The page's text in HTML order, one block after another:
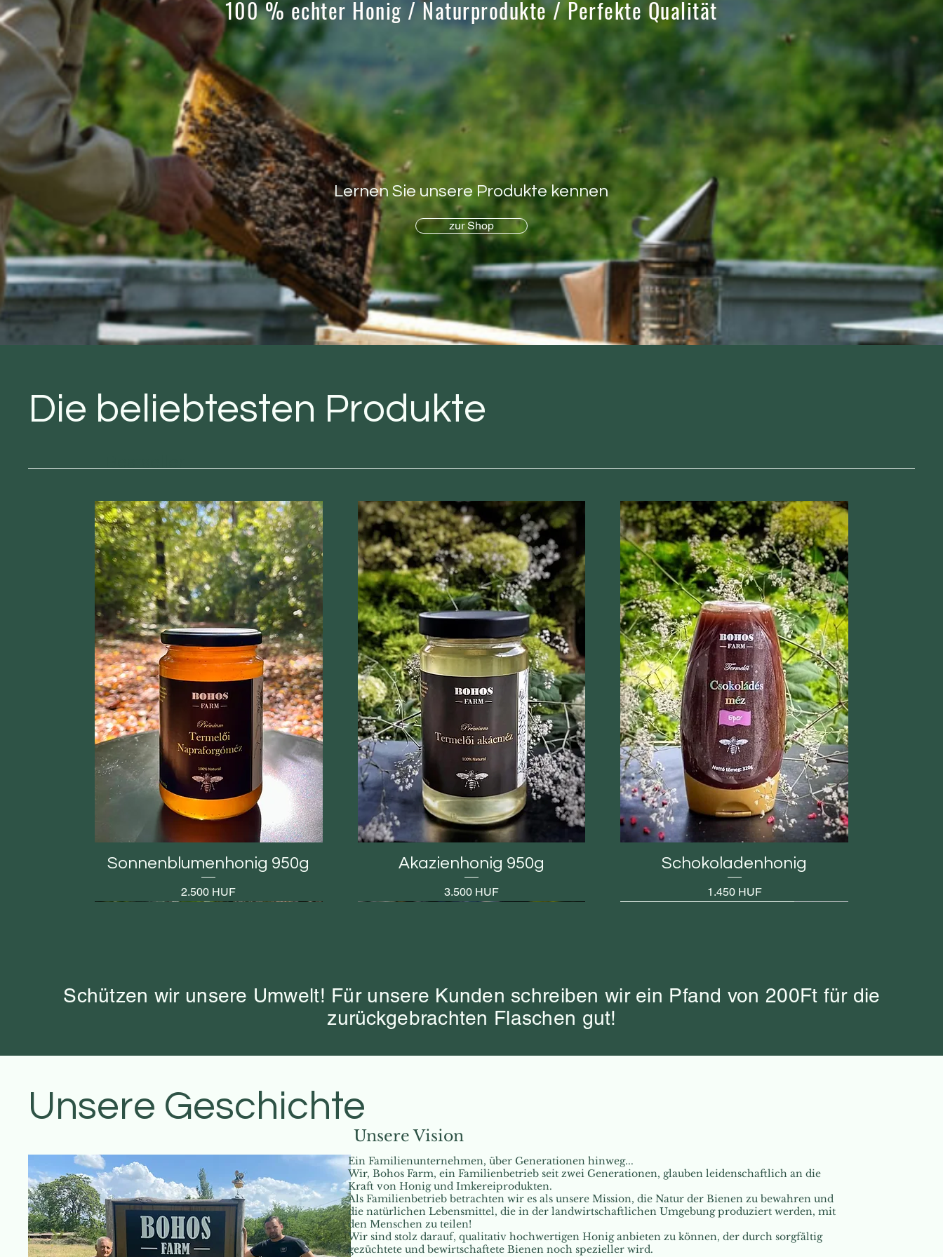
100 % echter Honig / Naturprodukte / Perfekte Qualität
Lernen Sie unsere Produkte kennen
zur Shop
Die beliebtesten Produkte
Sonnenblumenhonig 950g
Preis
2.500 HUF
Akazienhonig 950g
Preis
3.500 HUF
Schokoladenhonig
Preis
1.450 HUF
Schützen wir unsere Umwelt! Für unsere Kunden schreiben wir ein Pfand von 200Ft für die
zurückgebrachten Flaschen gut!
Unsere Geschichte
Unsere Vision
Ein Familienunternehmen, über Generationen hinweg...
Wir, Bohos Farm, ein Familienbetrieb seit zwei Generationen, glauben leidenschaftlich an die
Kraft von Honig und Imkereiprodukten.
Als Familienbetrieb betrachten wir es als unsere Mission, die Natur der Bienen zu bewahren und
die natürlichen Lebensmittel, die in der landwirtschaftlichen Umgebung produziert werden, mit
den Menschen zu teilen!
Wir sind stolz darauf, qualitativ hochwertigen Honig anbieten zu können, der durch sorgfältig
gezüchtete und bewirtschaftete Bienen noch spezieller wird.